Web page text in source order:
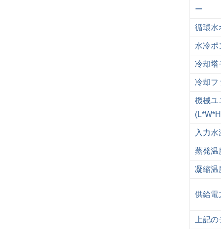
ー
循環水
水冷ポ
冷却塔
冷却フ
機械ユ
入力水
蒸発温
凝縮温
供給電
上記